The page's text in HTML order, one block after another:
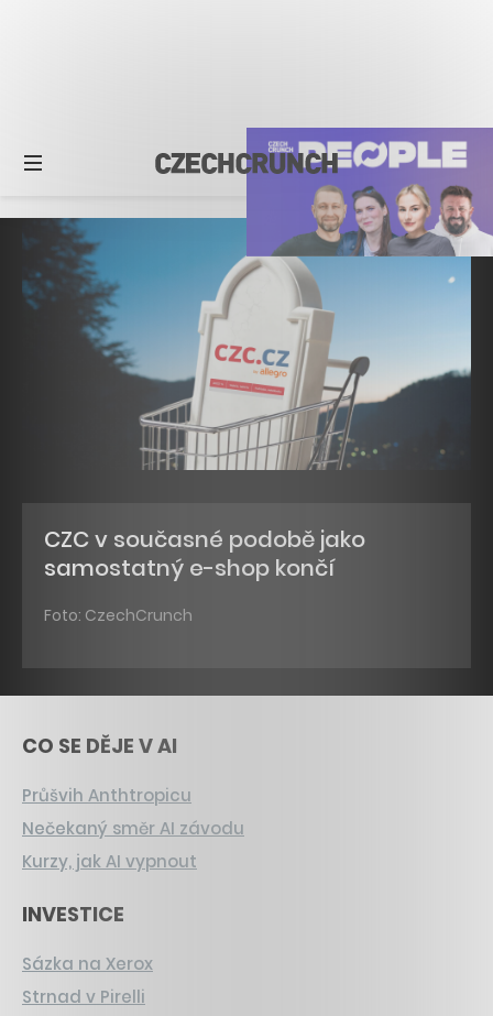
CZC v současné podobě jako
samostatný e-shop končí
Foto: CzechCrunch
CO SE DĚJE V AI
Průšvih Anthtropicu
Nečekaný směr AI závodu
Kurzy, jak AI vypnout
INVESTICE
Sázka na Xerox
Strnad v Pirelli